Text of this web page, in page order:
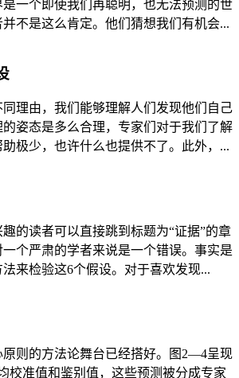
一个即使我们再聪明，也无法预测的世
不是这么肯定。他们猜想我们有机会...
理由，我们能够理解人们发现他们自己
姿态是多么合理，专家们对于我们了解
极少，也许什么也提供不了。此外，...
的读者可以直接跳到标题为“证据”的章
个严肃的学者来说是一个错误。事实是
来检验这6个假设。对于喜欢发现...
则的方法论舞台已经搭好。图2—4呈现
校准值和鉴别值，这些预测被分成专家